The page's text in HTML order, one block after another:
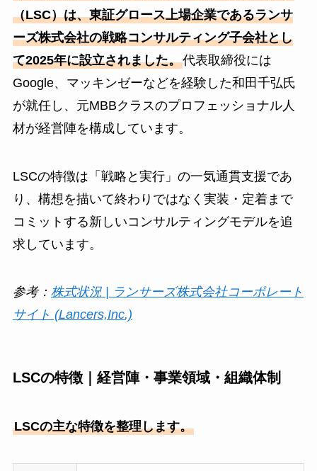
（LSC）は、東証グロース上場企業であるランサ
ーズ株式会社の戦略コンサルティング子会社とし
て2025年に設立されました。代表取締役には
Google、マッキンゼーなどを経験した和田千弘氏
が就任し、元MBBクラスのプロフェッショナル人
材が経営陣を構成しています。
LSCの特徴は「戦略と実行」の一気通貫支援であ
り、構想を描いて終わりではなく実装・定着まで
コミットする新しいコンサルティングモデルを追
求しています。
参考： 株式状況 | ランサーズ株式会社コーポレート
サイト (Lancers,Inc.)
LSCの特徴｜経営陣・事業領域・組織体制
LSCの主な特徴を整理します。